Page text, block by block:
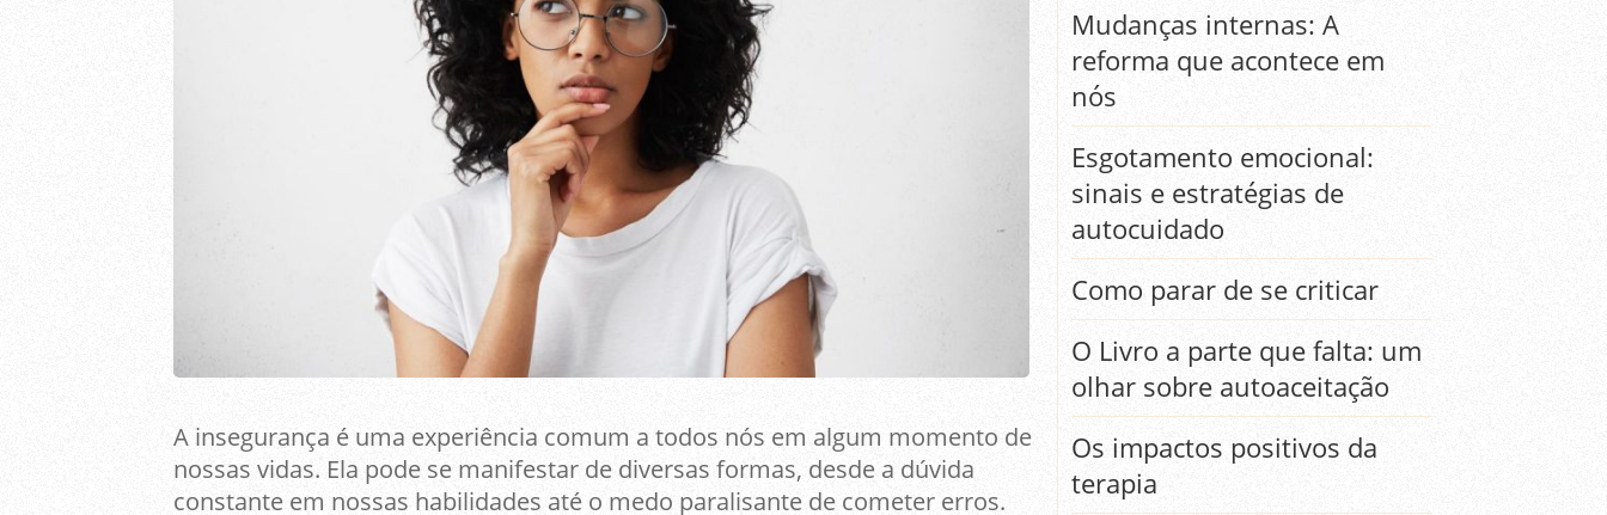
A insegurança é uma experiência comum a todos nós em algum momento de
nossas vidas. Ela pode se manifestar de diversas formas, desde a dúvida
constante em nossas habilidades até o medo paralisante de cometer erros.
Mudanças internas: A
reforma que acontece em
nós
Esgotamento emocional:
sinais e estratégias de
autocuidado
Como parar de se criticar
O Livro a parte que falta: um
olhar sobre autoaceitação
Os impactos positivos da
terapia